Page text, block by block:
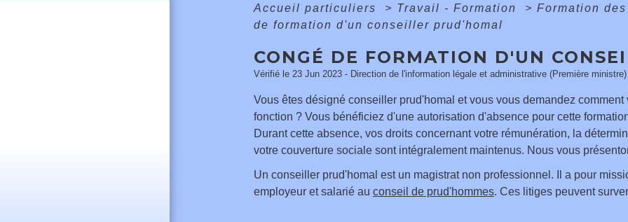
Accueil particuliers > Travail - Formation > Formation
de formation d'un conseiller prud'homal
CONGÉ DE FORMATION D'UN
Vérifié le 23 Jun 2023 - Direction de l'information légale et administrative (Première ministre)
Vous êtes désigné conseiller prud'homal et vous vous demandez
fonction ? Vous bénéficiez d'une autorisation d'absence pour cette
Durant cette absence, vos droits concernant votre rémunération, la
votre couverture sociale sont intégralement maintenus. Nous vous
Un conseiller prud'homal est un magistrat non professionnel. Il a pour
employeur et salarié au conseil de prud'hommes. Ces litiges peuvent